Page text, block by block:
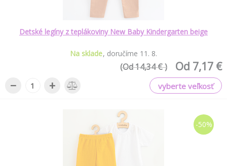
Detské legíny z teplákoviny New Baby Kindergarten beige
Na sklade doručíme 11 . 8.
Od 7,17 €
(Od 14,34 € )
− + vyberte veľkosť
-50%